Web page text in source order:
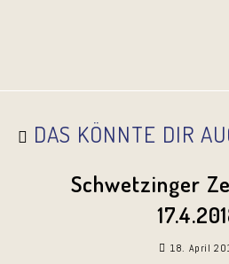
DAS KÖNNTE DIR
Schwetzinger
18. April